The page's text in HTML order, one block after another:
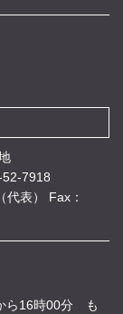
7918
表）
Fax：
ら16時00分 も